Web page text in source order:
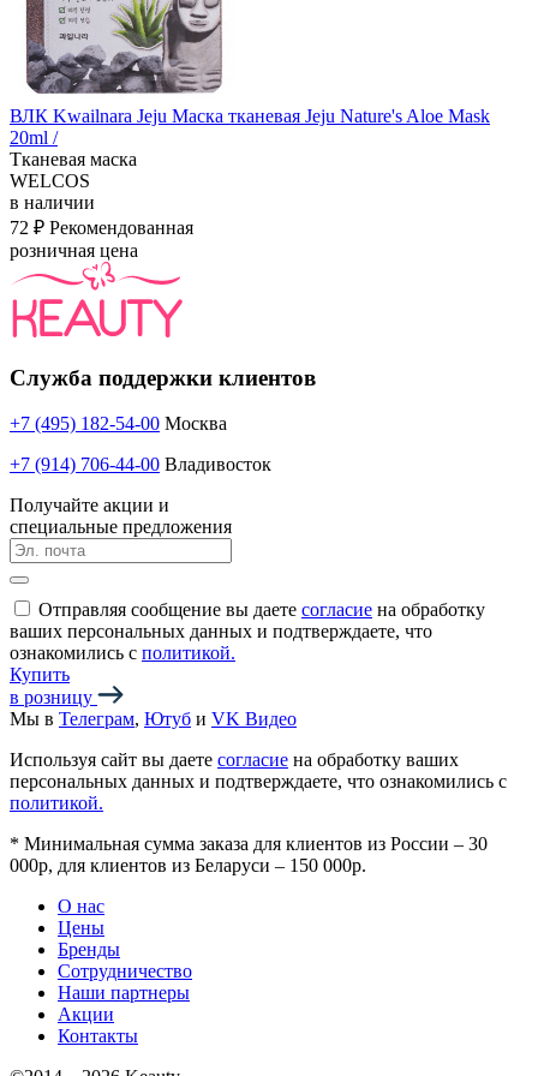
ВЛК Kwailnara Jeju Маска тканевая Jeju Nature's Aloe Mask
20ml /
Тканевая маска
WELCOS
в наличии
72 ₽ Рекомендованная
розничная цена
Служба поддержки клиентов
+7 (495) 182-54-00 Москва
+7 (914) 706-44-00 Владивосток
Получайте акции и
специальные предложения
Отправляя сообщение вы даете согласие на обработку
ваших персональных данных и подтверждаете, что
ознакомились с политикой.
Купить
в розницу
Мы в Телеграм, Ютуб и VK Видео
Используя сайт вы даете согласие на обработку ваших
персональных данных и подтверждаете, что ознакомились с
политикой.
* Минимальная сумма заказа для клиентов из России – 30
000р, для клиентов из Беларуси – 150 000р.
О нас
Цены
Бренды
Сотрудничество
Наши партнеры
Акции
Контакты